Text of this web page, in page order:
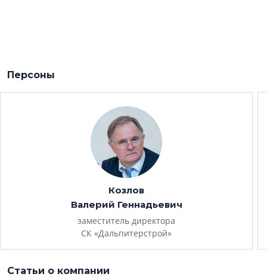
Персоны
Козлов
Валерий Геннадьевич
заместитель директора
СК «Дальпитерстрой»
Статьи о компании